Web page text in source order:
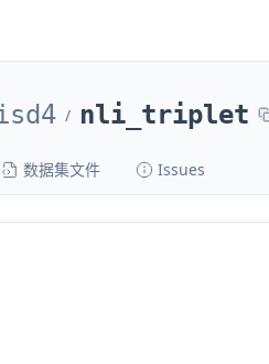
/ nli_triplet
数据集文件 Issues